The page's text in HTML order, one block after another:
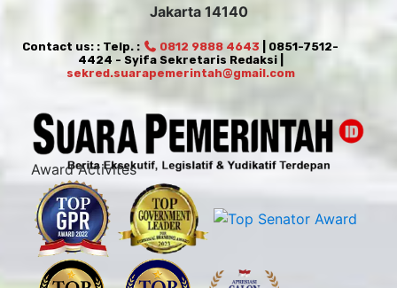
Jakarta 14140
Contact us: : Telp. : 0812 9888 4643 | 0851-7512-
4424 - Syifa Sekretaris Redaksi |
sekred.suarapemerintah@gmail.com
Award Activites